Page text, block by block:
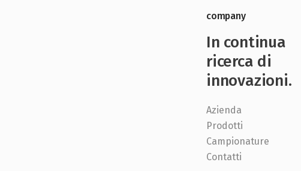
company
In continua
ricerca di
innovazioni.
Azienda
Prodotti
Campionature
Contatti